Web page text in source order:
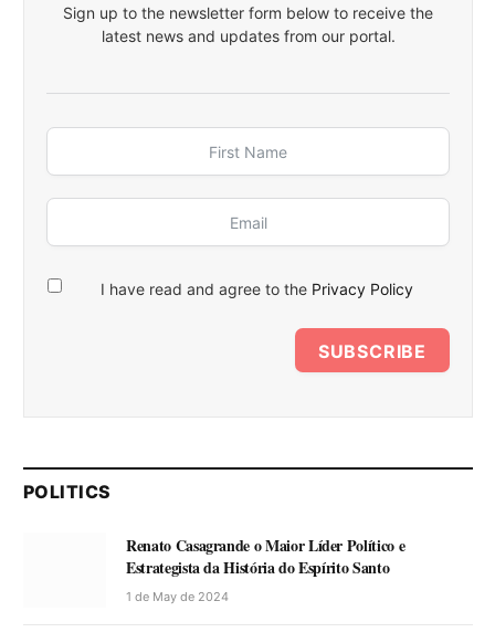
Sign up to the newsletter form below to receive the
latest news and updates from our portal.
I have read and agree to the Privacy Policy
SUBSCRIBE
POLITICS
Renato Casagrande o Maior Líder Político e
Estrategista da História do Espírito Santo
1 de May de 2024